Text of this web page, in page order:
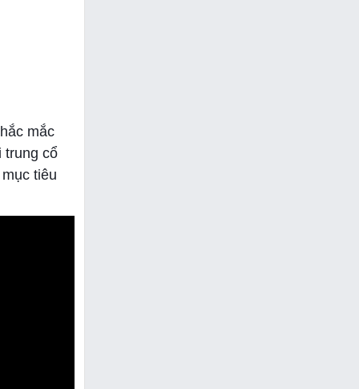
mắc
trung cổ
tiêu